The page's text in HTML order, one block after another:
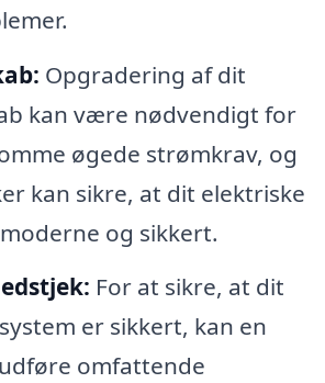
Opgradering af dit
kan være nødvendigt for
øgede strømkrav, og
kan sikre, at dit elektriske
og sikkert.
For at sikre, at dit
er sikkert, kan en
omfattende